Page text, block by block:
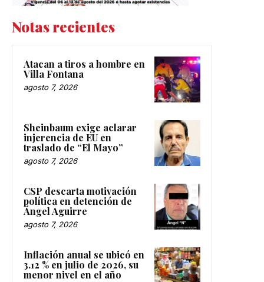
Notas recientes
Atacan a tiros a hombre en
Villa Fontana
agosto 7, 2026
Sheinbaum exige aclarar
injerencia de EU en
traslado de “El Mayo”
agosto 7, 2026
CSP descarta motivación
política en detención de
Ángel Aguirre
agosto 7, 2026
Inflación anual se ubicó en
3.12 % en julio de 2026, su
menor nivel en el año